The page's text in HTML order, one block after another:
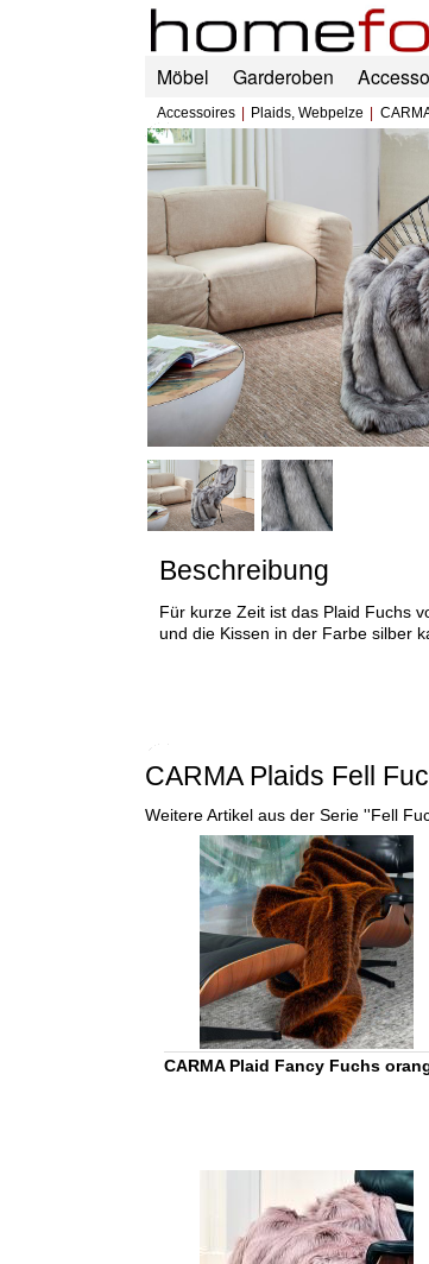
Möbel Garderoben
Accessoires Plaids, Webpelze
Beschreibung
Für kurze Zeit ist das Plaid Fuchs
und die Kissen in der Farbe silber
CARMA Plaids Fell
Weitere Artikel aus der Serie ''Fell
CARMA Plaid Fancy Fuchs